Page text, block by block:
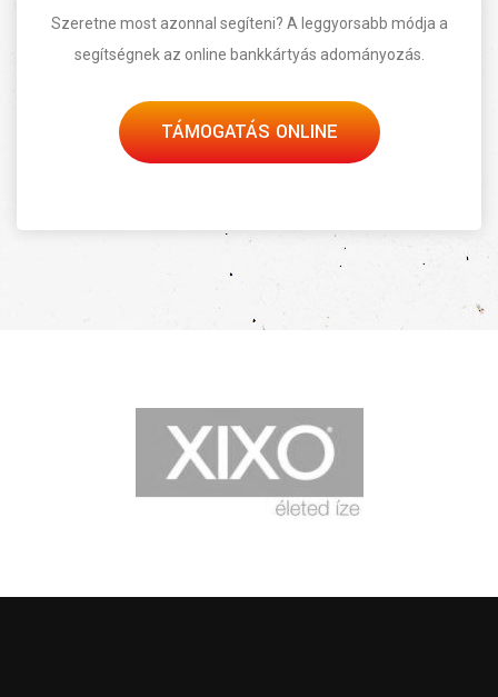
Szeretne most azonnal segíteni? A leggyorsabb módja a
segítségnek az online bankkártyás adományozás.
TÁMOGATÁS ONLINE